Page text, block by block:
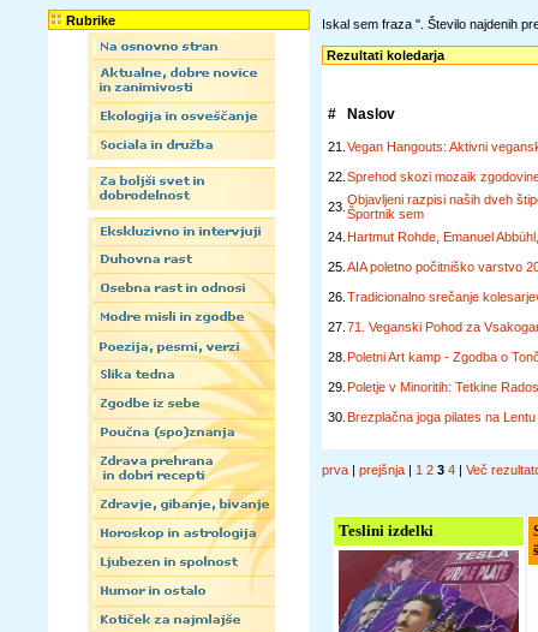
Rubrike Iskal sem fraza ''. Število najdenih
Rezultati koledarja
# Naslov
21. Vegan Hangouts: Aktivni
22. Sprehod skozi mozaik
23. Objavljeni razpisi naših dveh
Športnik sem
24. Hartmut Rohde, Emanuel
25. AIA poletno počitniško varstvo
26. Tradicionalno srečanje
27. 71. Veganski Pohod za
28. Poletni Art kamp - Zgodba o
29. Poletje v Minoritih: Tetkine
30. Brezplačna joga pilates na Lentu
prva | prejšnja | 1 2 3 4 | Več
Teslini izdelki